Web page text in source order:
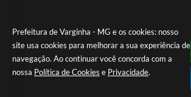
Prefeitura de Varginha - MG e os cookies: nosso
site usa cookies para melhorar a sua experiência de
navegação. Ao continuar você concorda com a
nossa Política de Cookies e Privacidade.